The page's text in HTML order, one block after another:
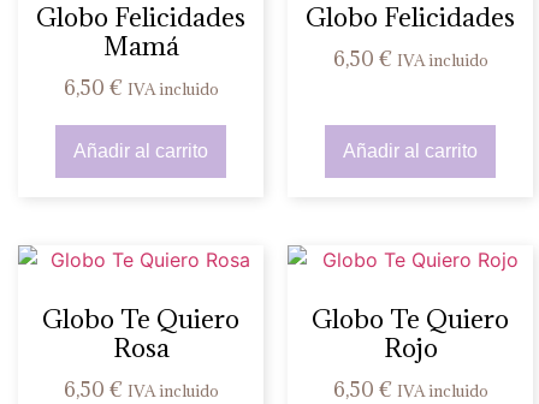
Globo Felicidades
Mamá
6,50 € IVA incluido
Añadir al carrito
Globo Felicidades
6,50 € IVA incluido
Añadir al carrito
Globo Te Quiero
Rosa
6,50 € IVA incluido
Globo Te Quiero
Rojo
6,50 € IVA incluido